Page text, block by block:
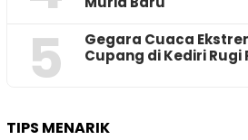
5
‎Gegara Cuaca
Cupang di Kediri
TIPS MENARIK